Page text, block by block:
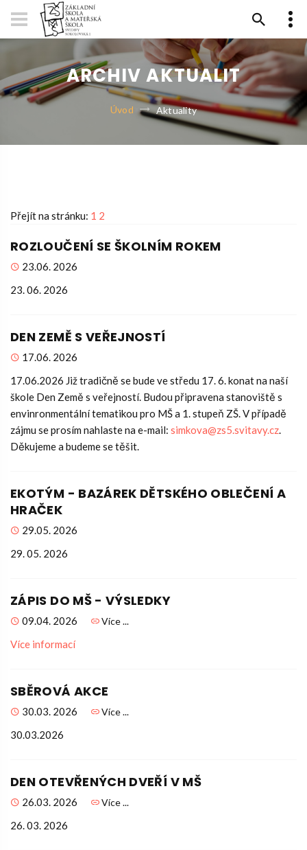
ARCHIV AKTUALIT
Úvod Aktuality
Přejít na stránku: 1 2
ROZLOUČENÍ SE ŠKOLNÍM ROKEM
23.06. 2026
23. 06. 2026
DEN ZEMĚ S VEŘEJNOSTÍ
17.06. 2026
17.06.2026 Již tradičně se bude ve středu 17. 6. konat na naší
škole Den Země s veřejností. Budou připravena stanoviště s
envinronmentální tematikou pro MŠ a 1. stupeň ZŠ. V případě
zájmu se prosím nahlaste na e-mail: simkova@zs5.svitavy.cz.
Děkujeme a budeme se těšit.
EKOTÝM - BAZÁREK DĚTSKÉHO OBLEČENÍ A
HRAČEK
29.05. 2026
29. 05. 2026
ZÁPIS DO MŠ - VÝSLEDKY
09.04. 2026 Více ...
Více informací
SBĚROVÁ AKCE
30.03. 2026 Více ...
30.03.2026
DEN OTEVŘENÝCH DVEŘÍ V MŠ
26.03. 2026 Více ...
26. 03. 2026